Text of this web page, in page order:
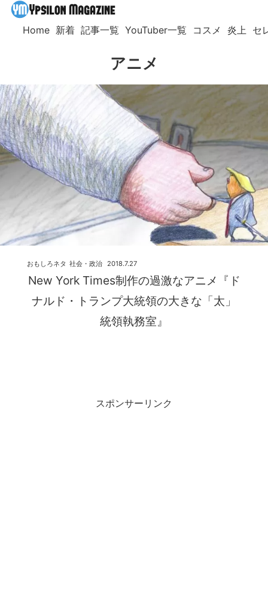
Home 新着 記事一覧 YouTuber一覧 コスメ 炎上 セ
アニメ
New York Times制作の過激なアニメ『ド
ナルド・トランプ大統領の大きな「太」
統領執務室』
2018.7.27
おもしろネタ 社会・政治
スポンサーリンク